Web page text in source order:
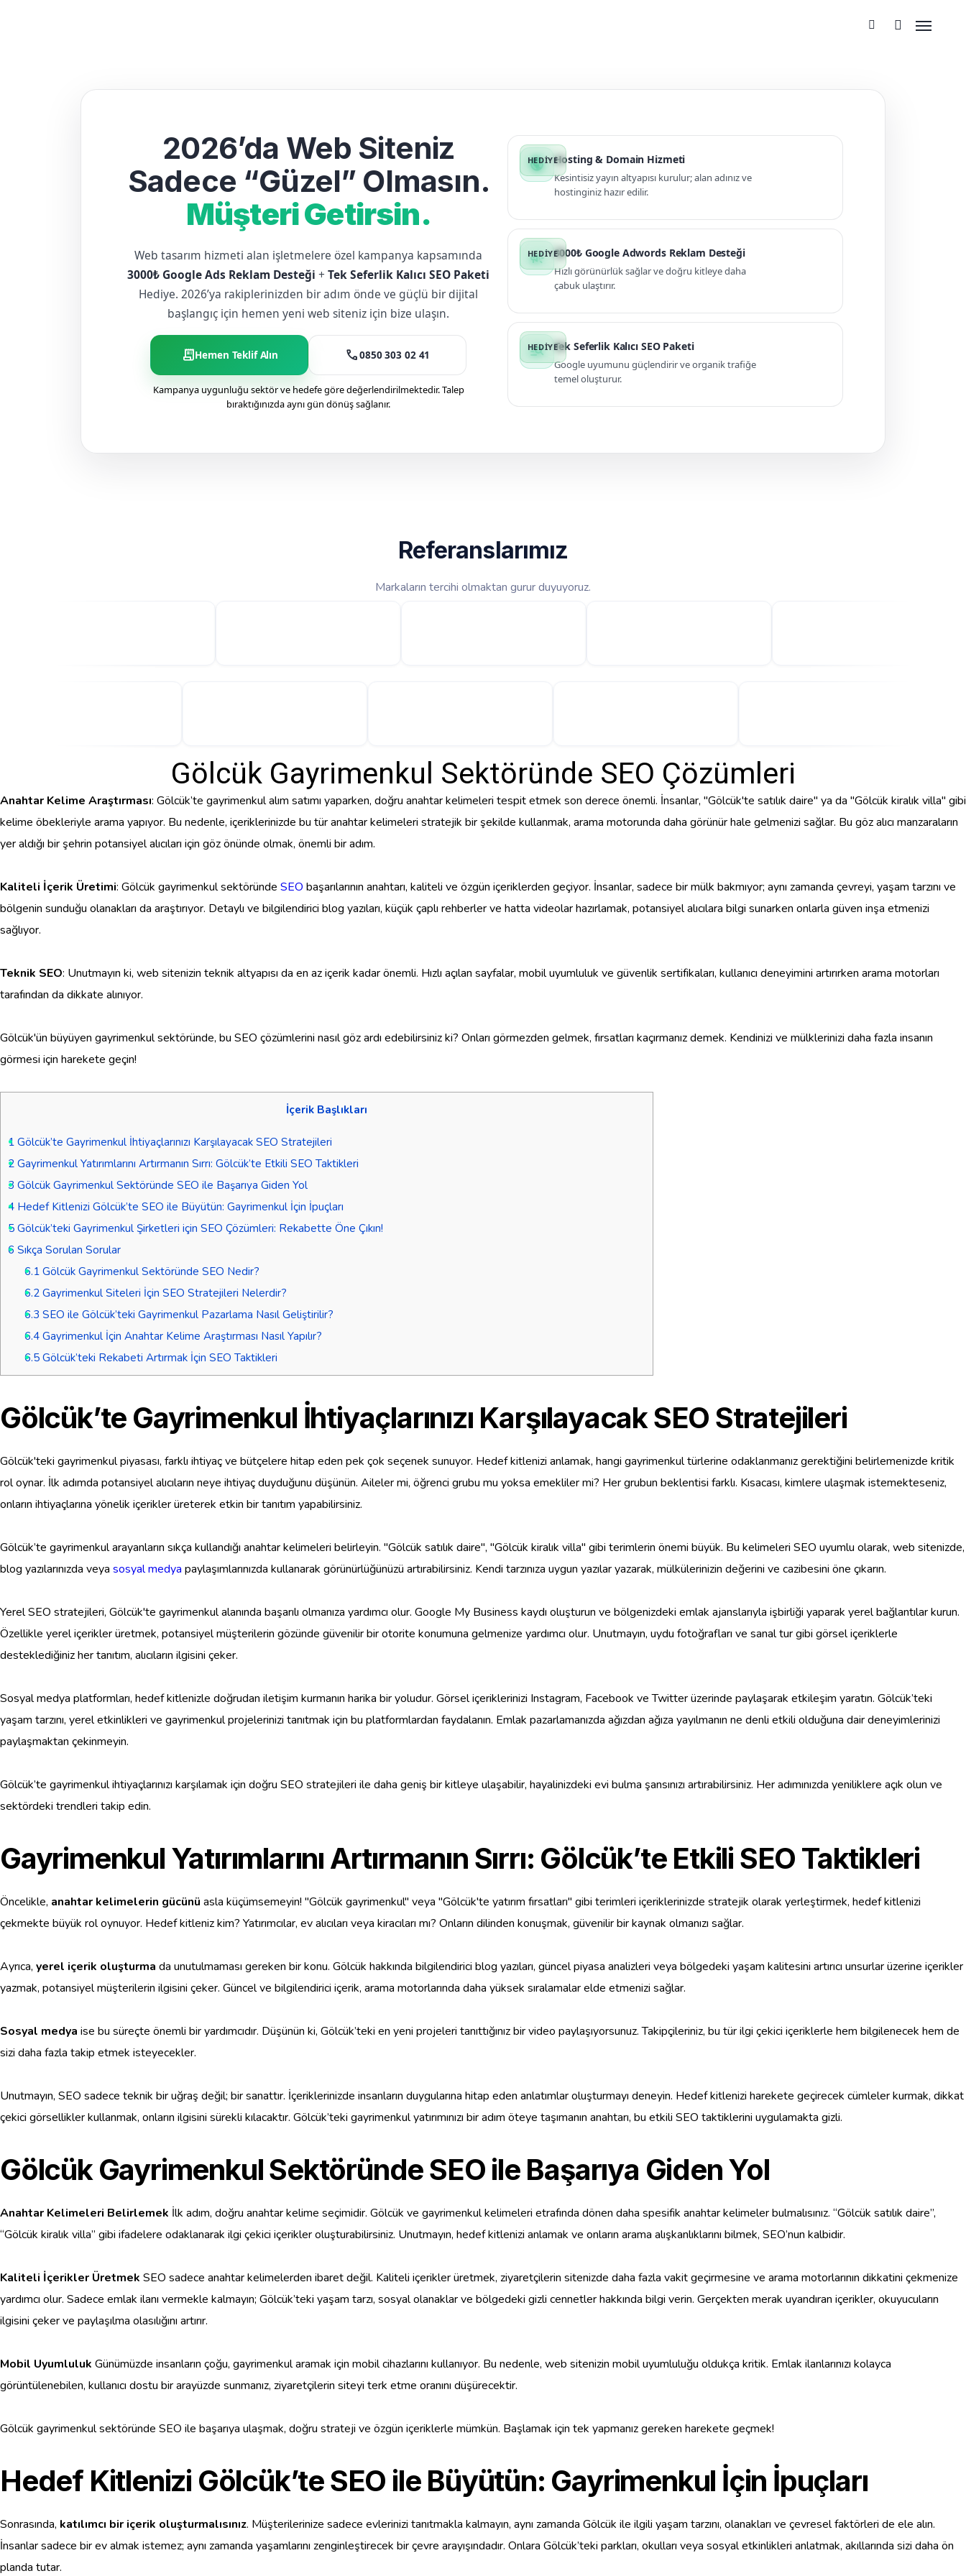
2026’da Web Siteniz
Sadece “Güzel” Olmasın.
Müşteri Getirsin.
Web tasarım hizmeti alan işletmelere özel kampanya kapsamında
3000₺ Google Ads Reklam Desteği +Tek Seferlik Kalıcı SEO Paketi
Hediye. 2026’ya rakiplerinizden bir adım önde ve güçlü bir dijital
başlangıç için hemen yeni web siteniz için bize ulaşın.
receipt_longHemen Teklif Alın call0850 303 02 41
Kampanya uygunluğu sektör ve hedefe göre değerlendirilmektedir. Talep
bıraktığınızda aynı gün dönüş sağlanır.
public Hosting & Domain Hizmeti
Kesintisiz yayın altyapısı kurulur; alan adınız ve
hostinginiz hazır edilir.
campaign 3000₺ Google Adwords Reklam Desteği
Hızlı görünürlük sağlar ve doğru kitleye daha
çabuk ulaştırır.
manage_search Tek Seferlik Kalıcı SEO Paketi
Google uyumunu güçlendirir ve organik trafiğe
temel oluşturur.
Referanslarımız
Markaların tercihi olmaktan gurur duyuyoruz.
Gölcük Gayrimenkul Sektöründe SEO Çözümleri
Anahtar Kelime Araştırması: Gölcük’te gayrimenkul alım satımı yaparken, doğru anahtar kelimeleri tespit etmek son derece önemli. İnsanlar, "Gölcük'te satılık daire" ya da "Gölcük kiralık villa" gibi
kelime öbekleriyle arama yapıyor. Bu nedenle, içeriklerinizde bu tür anahtar kelimeleri stratejik bir şekilde kullanmak, arama motorunda daha görünür hale gelmenizi sağlar. Bu göz alıcı manzaraların
yer aldığı bir şehrin potansiyel alıcıları için göz önünde olmak, önemli bir adım.
Kaliteli İçerik Üretimi: Gölcük gayrimenkul sektöründe SEO başarılarının anahtarı, kaliteli ve özgün içeriklerden geçiyor. İnsanlar, sadece bir mülk bakmıyor; aynı zamanda çevreyi, yaşam tarzını ve
bölgenin sunduğu olanakları da araştırıyor. Detaylı ve bilgilendirici blog yazıları, küçük çaplı rehberler ve hatta videolar hazırlamak, potansiyel alıcılara bilgi sunarken onlarla güven inşa etmenizi
sağlıyor.
Teknik SEO: Unutmayın ki, web sitenizin teknik altyapısı da en az içerik kadar önemli. Hızlı açılan sayfalar, mobil uyumluluk ve güvenlik sertifikaları, kullanıcı deneyimini artırırken arama motorları
tarafından da dikkate alınıyor.
Gölcük'ün büyüyen gayrimenkul sektöründe, bu SEO çözümlerini nasıl göz ardı edebilirsiniz ki? Onları görmezden gelmek, fırsatları kaçırmanız demek. Kendinizi ve mülklerinizi daha fazla insanın
görmesi için harekete geçin!
İçerik Başlıkları
1 Gölcük’te Gayrimenkul İhtiyaçlarınızı Karşılayacak SEO Stratejileri
2 Gayrimenkul Yatırımlarını Artırmanın Sırrı: Gölcük’te Etkili SEO Taktikleri
3 Gölcük Gayrimenkul Sektöründe SEO ile Başarıya Giden Yol
4 Hedef Kitlenizi Gölcük’te SEO ile Büyütün: Gayrimenkul İçin İpuçları
5 Gölcük’teki Gayrimenkul Şirketleri için SEO Çözümleri: Rekabette Öne Çıkın!
6 Sıkça Sorulan Sorular
6.1Gölcük Gayrimenkul Sektöründe SEO Nedir?
6.2Gayrimenkul Siteleri İçin SEO Stratejileri Nelerdir?
6.3 SEO ile Gölcük’teki Gayrimenkul Pazarlama Nasıl Geliştirilir?
6.4Gayrimenkul İçin Anahtar Kelime Araştırması Nasıl Yapılır?
6.5Gölcük’teki Rekabeti Artırmak İçin SEO Taktikleri
Gölcük’te Gayrimenkul İhtiyaçlarınızı Karşılayacak SEO Stratejileri
Gölcük'teki gayrimenkul piyasası, farklı ihtiyaç ve bütçelere hitap eden pek çok seçenek sunuyor. Hedef kitlenizi anlamak, hangi gayrimenkul türlerine odaklanmanız gerektiğini belirlemenizde kritik
rol oynar. İlk adımda potansiyel alıcıların neye ihtiyaç duyduğunu düşünün. Aileler mi, öğrenci grubu mu yoksa emekliler mi? Her grubun beklentisi farklı. Kısacası, kimlere ulaşmak istemekteseniz,
onların ihtiyaçlarına yönelik içerikler üreterek etkin bir tanıtım yapabilirsiniz.
Gölcük’te gayrimenkul arayanların sıkça kullandığı anahtar kelimeleri belirleyin. "Gölcük satılık daire", "Gölcük kiralık villa" gibi terimlerin önemi büyük. Bu kelimeleri SEO uyumlu olarak, web sitenizde,
blog yazılarınızda veya sosyal medya paylaşımlarınızda kullanarak görünürlüğünüzü artırabilirsiniz. Kendi tarzınıza uygun yazılar yazarak, mülkülerinizin değerini ve cazibesini öne çıkarın.
Yerel SEO stratejileri, Gölcük'te gayrimenkul alanında başarılı olmanıza yardımcı olur. Google My Business kaydı oluşturun ve bölgenizdeki emlak ajanslarıyla işbirliği yaparak yerel bağlantılar kurun.
Özellikle yerel içerikler üretmek, potansiyel müşterilerin gözünde güvenilir bir otorite konumuna gelmenize yardımcı olur. Unutmayın, uydu fotoğrafları ve sanal tur gibi görsel içeriklerle
desteklediğiniz her tanıtım, alıcıların ilgisini çeker.
Sosyal medya platformları, hedef kitlenizle doğrudan iletişim kurmanın harika bir yoludur. Görsel içeriklerinizi Instagram, Facebook ve Twitter üzerinde paylaşarak etkileşim yaratın. Gölcük’teki
yaşam tarzını, yerel etkinlikleri ve gayrimenkul projelerinizi tanıtmak için bu platformlardan faydalanın. Emlak pazarlamanızda ağızdan ağıza yayılmanın ne denli etkili olduğuna dair deneyimlerinizi
paylaşmaktan çekinmeyin.
Gölcük’te gayrimenkul ihtiyaçlarınızı karşılamak için doğru SEO stratejileri ile daha geniş bir kitleye ulaşabilir, hayalinizdeki evi bulma şansınızı artırabilirsiniz. Her adımınızda yeniliklere açık olun ve
sektördeki trendleri takip edin.
Gayrimenkul Yatırımlarını Artırmanın Sırrı: Gölcük’te Etkili SEO Taktikleri
Öncelikle, anahtar kelimelerin gücünü asla küçümsemeyin! "Gölcük gayrimenkul" veya "Gölcük'te yatırım fırsatları" gibi terimleri içeriklerinizde stratejik olarak yerleştirmek, hedef kitlenizi
çekmekte büyük rol oynuyor. Hedef kitleniz kim? Yatırımcılar, ev alıcıları veya kiracıları mı? Onların dilinden konuşmak, güvenilir bir kaynak olmanızı sağlar.
Ayrıca, yerel içerik oluşturma da unutulmaması gereken bir konu. Gölcük hakkında bilgilendirici blog yazıları, güncel piyasa analizleri veya bölgedeki yaşam kalitesini artırıcı unsurlar üzerine içerikler
yazmak, potansiyel müşterilerin ilgisini çeker. Güncel ve bilgilendirici içerik, arama motorlarında daha yüksek sıralamalar elde etmenizi sağlar.
Sosyal medya ise bu süreçte önemli bir yardımcıdır. Düşünün ki, Gölcük’teki en yeni projeleri tanıttığınız bir video paylaşıyorsunuz. Takipçileriniz, bu tür ilgi çekici içeriklerle hem bilgilenecek hem de
sizi daha fazla takip etmek isteyecekler.
Unutmayın, SEO sadece teknik bir uğraş değil; bir sanattır. İçeriklerinizde insanların duygularına hitap eden anlatımlar oluşturmayı deneyin. Hedef kitlenizi harekete geçirecek cümleler kurmak, dikkat
çekici görsellikler kullanmak, onların ilgisini sürekli kılacaktır. Gölcük’teki gayrimenkul yatırımınızı bir adım öteye taşımanın anahtarı, bu etkili SEO taktiklerini uygulamakta gizli.
Gölcük Gayrimenkul Sektöründe SEO ile Başarıya Giden Yol
Anahtar Kelimeleri Belirlemek İlk adım, doğru anahtar kelime seçimidir. Gölcük ve gayrimenkul kelimeleri etrafında dönen daha spesifik anahtar kelimeler bulmalısınız. “Gölcük satılık daire”,
“Gölcük kiralık villa” gibi ifadelere odaklanarak ilgi çekici içerikler oluşturabilirsiniz. Unutmayın, hedef kitlenizi anlamak ve onların arama alışkanlıklarını bilmek, SEO’nun kalbidir.
Kaliteli İçerikler Üretmek SEO sadece anahtar kelimelerden ibaret değil. Kaliteli içerikler üretmek, ziyaretçilerin sitenizde daha fazla vakit geçirmesine ve arama motorlarının dikkatini çekmenize
yardımcı olur. Sadece emlak ilanı vermekle kalmayın; Gölcük’teki yaşam tarzı, sosyal olanaklar ve bölgedeki gizli cennetler hakkında bilgi verin. Gerçekten merak uyandıran içerikler, okuyucuların
ilgisini çeker ve paylaşılma olasılığını artırır.
Mobil Uyumluluk Günümüzde insanların çoğu, gayrimenkul aramak için mobil cihazlarını kullanıyor. Bu nedenle, web sitenizin mobil uyumluluğu oldukça kritik. Emlak ilanlarınızı kolayca
görüntülenebilen, kullanıcı dostu bir arayüzde sunmanız, ziyaretçilerin siteyi terk etme oranını düşürecektir.
Gölcük gayrimenkul sektöründe SEO ile başarıya ulaşmak, doğru strateji ve özgün içeriklerle mümkün. Başlamak için tek yapmanız gereken harekete geçmek!
Hedef Kitlenizi Gölcük’te SEO ile Büyütün: Gayrimenkul İçin İpuçları
Sonrasında, katılımcı bir içerik oluşturmalısınız. Müşterilerinize sadece evlerinizi tanıtmakla kalmayın, aynı zamanda Gölcük ile ilgili yaşam tarzını, olanakları ve çevresel faktörleri de ele alın.
İnsanlar sadece bir ev almak istemez; aynı zamanda yaşamlarını zenginleştirecek bir çevre arayışındadır. Onlara Gölcük’teki parkları, okulları veya sosyal etkinlikleri anlatmak, akıllarında sizi daha ön
planda tutar.